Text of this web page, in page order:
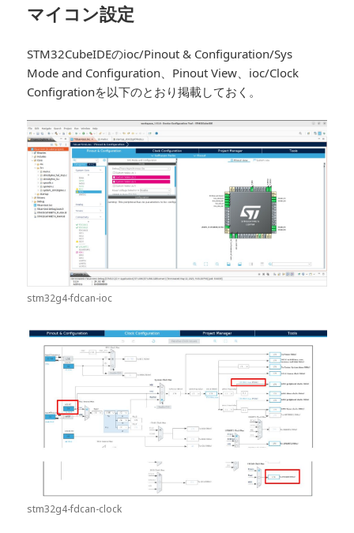
マイコン設定
STM32CubeIDEのioc/Pinout & Configuration/Sys
Mode and Configuration、Pinout View、ioc/Clock
Configrationを以下のとおり掲載しておく。
stm32g4-fdcan-ioc
stm32g4-fdcan-clock